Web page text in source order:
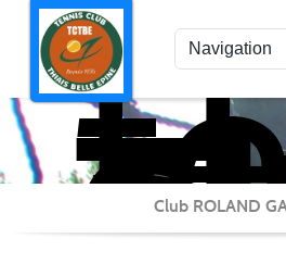
Club ROLAND
Panneau de gestion des cookies